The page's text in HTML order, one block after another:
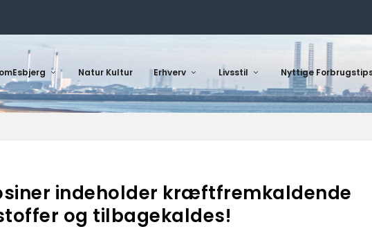
Natur Kultur Erhverv Livsstil Nyttige
indeholder kræftfremkaldende
og tilbagekaldes!